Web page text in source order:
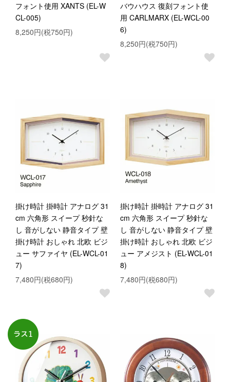
フォント使用 XANTS (EL-W
CL-005)
8,250円(税750円)
バウハウス 復刻フォント使
用 CARLMARX (EL-WCL-00
6)
8,250円(税750円)
掛け時計 掛時計 アナログ 31
cm 六角形 スイープ 秒針な
し 音がしない 静音タイプ 壁
掛け時計 おしゃれ 北欧 ビジ
ュー サファイヤ (EL-WCL-01
7)
7,480円(税680円)
掛け時計 掛時計 アナログ 31
cm 六角形 スイープ 秒針な
し 音がしない 静音タイプ 壁
掛け時計 おしゃれ 北欧 ビジ
ュー アメジスト (EL-WCL-01
8)
7,480円(税680円)